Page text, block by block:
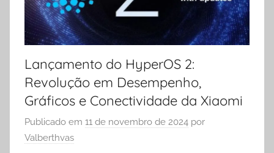
Lançamento do HyperOS 2:
Revolução em Desempenho,
Gráficos e Conectividade da Xiaomi
Publicado em 11 de novembro de 2024 por
Valberthvas